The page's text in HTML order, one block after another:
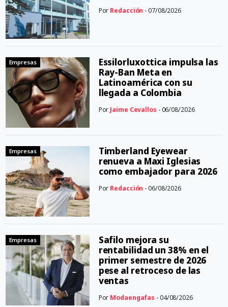
Por Redacción - 07/08/2026
Empresas
Essilorluxottica impulsa las
Ray-Ban Meta en
Latinoamérica con su
llegada a Colombia
Por Jaime Cevallos - 06/08/2026
Empresas
Timberland Eyewear
renueva a Maxi Iglesias
como embajador para 2026
Por Redacción - 06/08/2026
Empresas
Safilo mejora su
rentabilidad un 38% en el
primer semestre de 2026
pese al retroceso de las
ventas
Por Modaengafas - 04/08/2026